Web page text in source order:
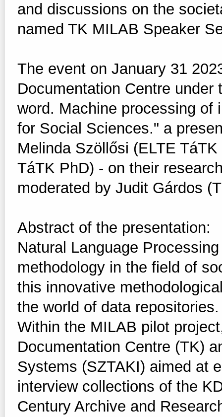
and discussions on the
named TK MILAB Speaker
The event on January 31
Documentation Centre
word. Machine processing of
for Social Sciences." a
Melinda Szöllősi (ELTE
TáTK PhD) - on their
moderated by Judit Gárdos
Abstract of the presentation:
Natural Language
methodology in the field of
this innovative
the world of data repositories.
Within the MILAB pilot
Documentation Centre (TK)
Systems (SZTAKI) aimed at
interview collections of the
Century Archive and